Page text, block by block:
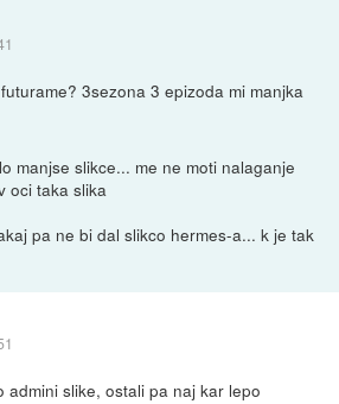
3sezona 3 epizoda mi manjka
manjse slikce... me ne moti nalaganje
oci taka slika
pa ne bi dal slikco hermes-a... k je tak
admini slike, ostali pa naj kar lepo